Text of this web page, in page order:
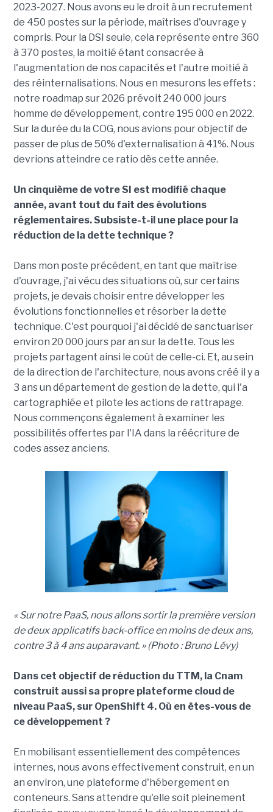
2023-2027. Nous avons eu le droit à un recrutement
de 450 postes sur la période, maîtrises d'ouvrage y
compris. Pour la DSI seule, cela représente entre 360
à 370 postes, la moitié étant consacrée à
l'augmentation de nos capacités et l'autre moitié à
des réinternalisations. Nous en mesurons les effets :
notre roadmap sur 2026 prévoit 240 000 jours
homme de développement, contre 195 000 en 2022.
Sur la durée du la COG, nous avions pour objectif de
passer de plus de 50% d'externalisation à 41%. Nous
devrions atteindre ce ratio dès cette année.
Un cinquième de votre SI est modifié chaque
année, avant tout du fait des évolutions
réglementaires. Subsiste-t-il une place pour la
réduction de la dette technique ?
Dans mon poste précédent, en tant que maîtrise
d'ouvrage, j'ai vécu des situations où, sur certains
projets, je devais choisir entre développer les
évolutions fonctionnelles et résorber la dette
technique. C'est pourquoi j'ai décidé de sanctuariser
environ 20 000 jours par an sur la dette. Tous les
projets partagent ainsi le coût de celle-ci. Et, au sein
de la direction de l'architecture, nous avons créé il y a
3 ans un département de gestion de la dette, qui l'a
cartographiée et pilote les actions de rattrapage.
Nous commençons également à examiner les
possibilités offertes par l'IA dans la réécriture de
codes assez anciens.
« Sur notre PaaS, nous allons sortir la première version
de deux applicatifs back-office en moins de deux ans,
contre 3 à 4 ans auparavant. » (Photo : Bruno Lévy)
Dans cet objectif de réduction du TTM, la Cnam
construit aussi sa propre plateforme cloud de
niveau PaaS, sur OpenShift 4. Où en êtes-vous de
ce développement ?
En mobilisant essentiellement des compétences
internes, nous avons effectivement construit, en un
an environ, une plateforme d'hébergement en
conteneurs. Sans attendre qu'elle soit pleinement